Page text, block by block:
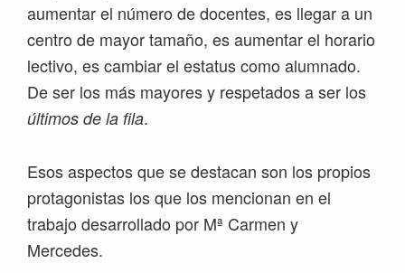
aumentar el número de docentes, es llegar a un
centro de mayor tamaño, es aumentar el horario
lectivo, es cambiar el estatus como alumnado.
De ser los más mayores y respetados a ser los
últimos de la fila.
Esos aspectos que se destacan son los propios
protagonistas los que los mencionan en el
trabajo desarrollado por Mª Carmen y
Mercedes.